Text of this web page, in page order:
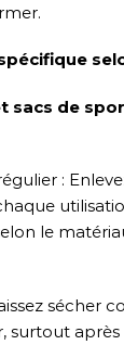
sacs de
:
le
sécher
surtout